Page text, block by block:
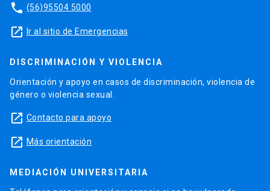
phone (56)95504 5000
launch Ir al sitio de Emergencias
DISCRIMINACIÓN Y VIOLENCIA
Orientación y apoyo en casos de discriminación, violencia de
género o violencia sexual.
launch Contacto para apoyo
launch Más orientación
MEDIACIÓN UNIVERSITARIA